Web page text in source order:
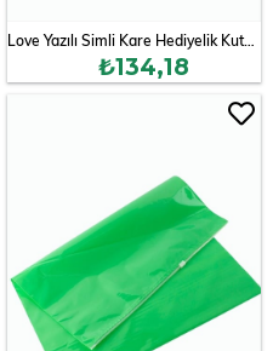
Love Yazılı Simli Kare Hediyelik Kutu 22 cm
₺134,18